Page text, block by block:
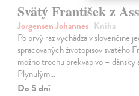
Svätý František z
Jorgensen Johannes| Kniha
Po prvý raz vychádza v slovenčine
spracovaných životopisov svätého
možno trochu prekvapivo – dánsky
Plynulým…
Do 5 dní